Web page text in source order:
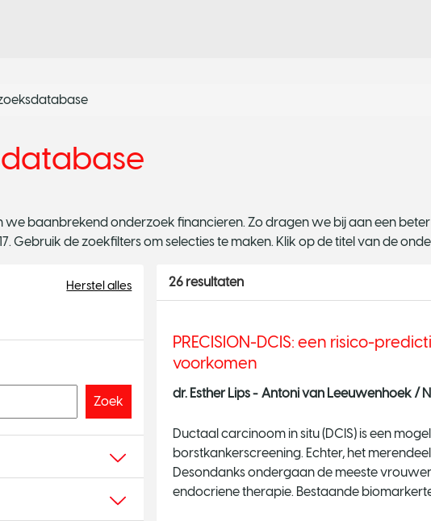
we baanbrekend onderzoek financieren. Zo dragen we bij aan een
Gebruik de zoekfilters om selecties te maken. Klik op de titel van de
Herstel alles
Zoek
26 resultaten
PRECISION-DCIS: een risico-
voorkomen
dr. Esther Lips - Antoni van Leeuwenhoek /
Ductaal carcinoom in situ (DCIS) is een
borstkankerscreening. Echter, het
Desondanks ondergaan de meeste
endocriene therapie. Bestaande